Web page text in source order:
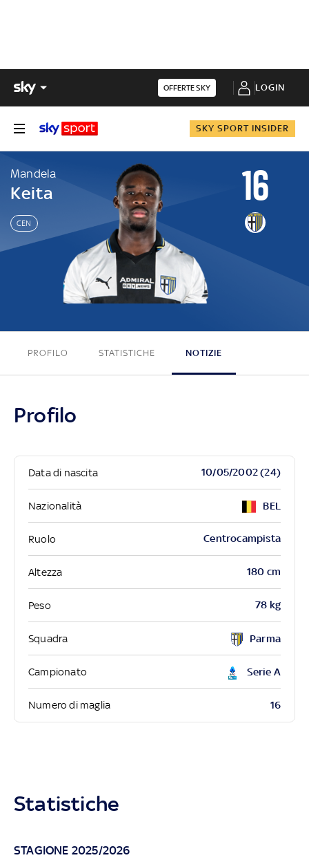
OFFERTE SKY LOGIN
SKY SPORT INSIDER
Mandela
Keita
CEN
16
Mandela Keita
PROFILO STATISTICHE NOTIZIE
Profilo
Data di nascita 10/05/2002 (24)
Nazionalità BEL
Ruolo Centrocampista
Altezza 180 cm
Peso 78 kg
Squadra Parma
Campionato Serie A
Numero di maglia 16
Statistiche
STAGIONE 2025/2026